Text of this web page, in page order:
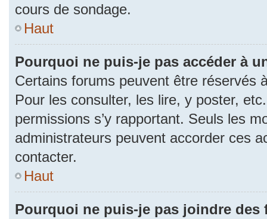
cours de sondage.
Haut
Pourquoi ne puis-je pas accéder à
Certains forums peuvent être réservés
Pour les consulter, les lire, y poster,
permissions s’y rapportant. Seuls les
administrateurs peuvent accorder ces
contacter.
Haut
Pourquoi ne puis-je pas joindre des